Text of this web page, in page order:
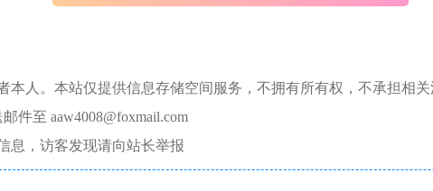
人。本站仅提供信息存储空间服务，不拥有所有权，不承担相
件至 aaw4008@foxmail.com
息，访客发现请向站长举报